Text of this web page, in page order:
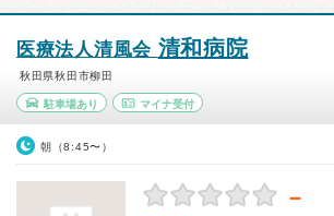
医療法人清風会 清和病院
秋田県秋田市柳田
駐車場あり マイナ受付
朝（8:45〜）
－